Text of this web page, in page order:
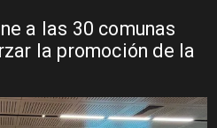
a las 30 comunas
la promoción de la